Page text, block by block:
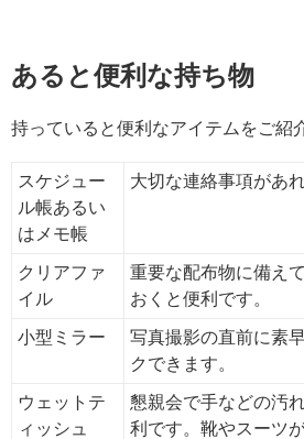
あると便利な持ち物
持っていると便利なアイテムをご紹
スケジュー
ル帳あるい
はメモ帳
大切な連絡事項があ
クリアファ
イル
重要な配布物に備え
おくと便利です。
小型ミラー
写真撮影の直前に素
クできます。
ウェットテ
ィッシュ
懇親会で手などの汚
利です。靴やスーツ